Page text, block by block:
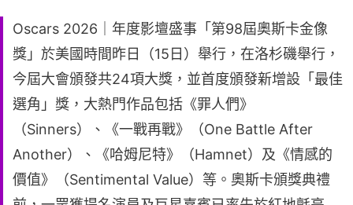
Oscars 2026｜年度影壇盛事「第98屆奧斯卡金像
獎」於美國時間昨日（15日）舉行，在洛杉磯舉行，
今屆大會頒發共24項大獎，並首度頒發新增設「最佳
選角」獎，大熱門作品包括《罪人們》
（Sinners）、《一戰再戰》（One Battle After
Another）、《哈姆尼特》（Hamnet）及《情感的
價值》（Sentimental Value）等。奧斯卡頒獎典禮